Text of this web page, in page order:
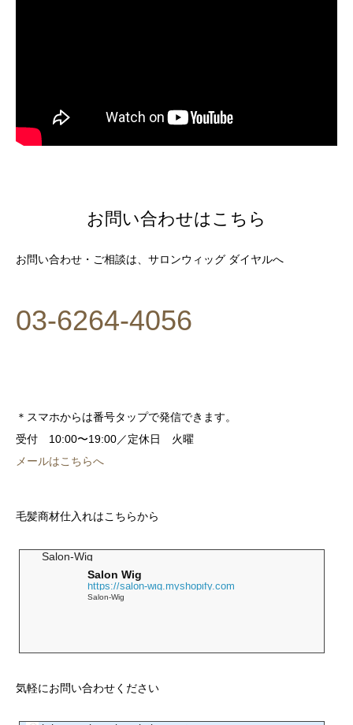
お問い合わせはこちら
お問い合わせ・ご相談は、サロンウィッグ ダイヤルへ
03-6264-4056
＊スマホからは番号タップで発信できます。
受付 10:00〜19:00／定休日 火曜
メールはこちらへ
毛髪商材仕入れはこちらから
Salon-Wig
Salon Wig
https://salon-wig.myshopify.com
Salon-Wig
気軽にお問い合わせください